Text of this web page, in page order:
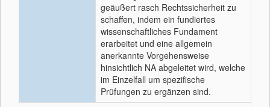
geäußert rasch Rechtssicherheit zu
schaffen, indem ein fundiertes
wissenschaftliches Fundament
erarbeitet und eine allgemein
anerkannte Vorgehensweise
hinsichtlich NA abgeleitet wird, welche
im Einzelfall um spezifische
Prüfungen zu ergänzen sind.